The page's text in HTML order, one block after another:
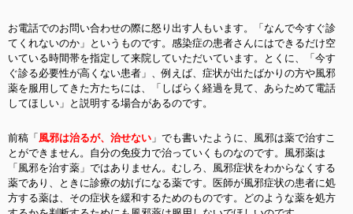
お電話でのお問い合わせの際に怒り出す人もいます。「なんで今すぐ診
てくれないのか」というものです。感染症の患者さんにはできるだけ空
いている時間帯を指定して来院していただいています。とくに、「今す
ぐ診る必要性が高くない患者」、例えば、症状が出たばかりの方や風邪
薬を服用してきた方たちには、「しばらく経過を見て、あらためて電話
してほしい」と説明する場合があるのです。
前稿「 風邪は治るが、治せない 」でも書いたように、風邪は薬で治すこ
とができません。自分の免疫力で治っていくものなのです。風邪薬は
「風邪を治す薬」ではありません。むしろ、風邪症状をわからなくする
薬であり、ときに診療の妨げになる薬です。医師が風邪症状の患者に処
方する薬は、その症状を緩和するためのものです。どのような薬を処方